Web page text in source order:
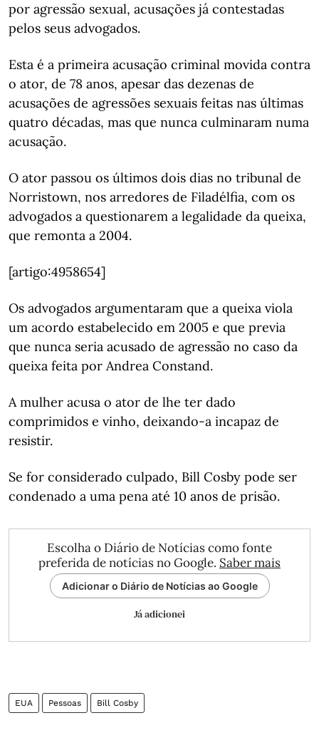
por agressão sexual, acusações já contestadas
pelos seus advogados.
Esta é a primeira acusação criminal movida contra
o ator, de 78 anos, apesar das dezenas de
acusações de agressões sexuais feitas nas últimas
quatro décadas, mas que nunca culminaram numa
acusação.
O ator passou os últimos dois dias no tribunal de
Norristown, nos arredores de Filadélfia, com os
advogados a questionarem a legalidade da queixa,
que remonta a 2004.
[artigo:4958654]
Os advogados argumentaram que a queixa viola
um acordo estabelecido em 2005 e que previa
que nunca seria acusado de agressão no caso da
queixa feita por Andrea Constand.
A mulher acusa o ator de lhe ter dado
comprimidos e vinho, deixando-a incapaz de
resistir.
Se for considerado culpado, Bill Cosby pode ser
condenado a uma pena até 10 anos de prisão.
Escolha o Diário de Notícias como fonte
preferida de notícias no Google. Saber mais
Adicionar o Diário de Notícias ao Google
Já adicionei
EUA Pessoas Bill Cosby